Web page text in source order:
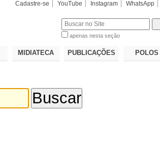
Cadastre-se YouTube Instagram WhatsApp
apenas nesta seção
MIDIATECA PUBLICAÇÕES POLOS